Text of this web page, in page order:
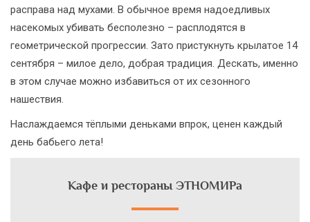
расправа над мухами. В обычное время надоедливых
насекомых убивать бесполезно – расплодятся в
геометрической прогрессии. Зато пристукнуть крылатое 14
сентября – милое дело, добрая традиция. Дескать, именно
в этом случае можно избавиться от их сезонного
нашествия.
Наслаждаемся тёплыми деньками впрок, ценен каждый
день бабьего лета!
Кафе и рестораны ЭТНОМИРа